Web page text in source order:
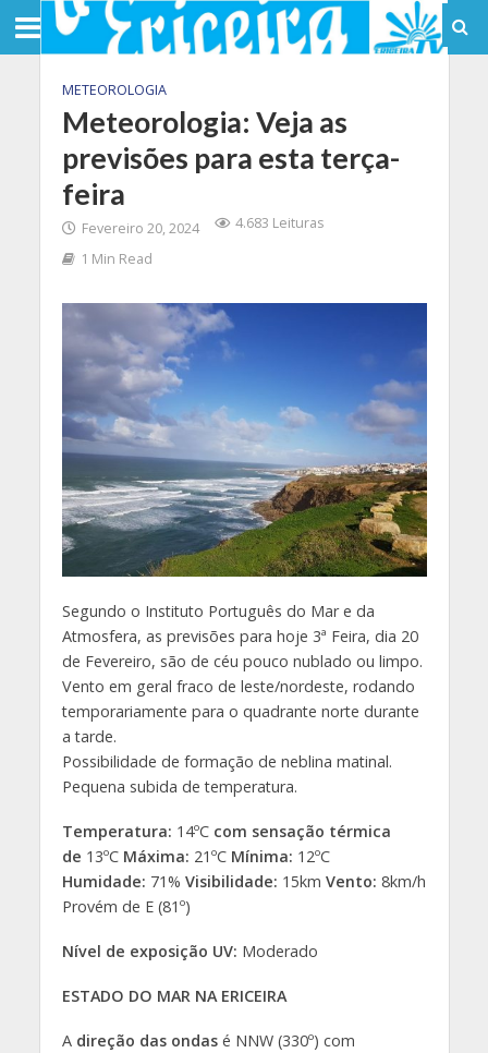
METEOROLOGIA
Meteorologia: Veja as
previsões para esta terça-
feira
Fevereiro 20, 2024
4.683 Leituras
1 Min Read
Segundo o Instituto Português do Mar e da
Atmosfera, as previsões para hoje 3ª Feira, dia 20
de Fevereiro, são de céu pouco nublado ou limpo.
Vento em geral fraco de leste/nordeste, rodando
temporariamente para o quadrante norte durante
a tarde.
Possibilidade de formação de neblina matinal.
Pequena subida de temperatura.
Temperatura: 14ºC com sensação térmica
de 13ºC Máxima: 21ºC Mínima: 12ºC
Humidade: 71% Visibilidade: 15km Vento: 8km/h
Provém de E (81º)
Nível de exposição UV: Moderado
ESTADO DO MAR NA ERICEIRA
Adireção das ondasé NNW (330º) com